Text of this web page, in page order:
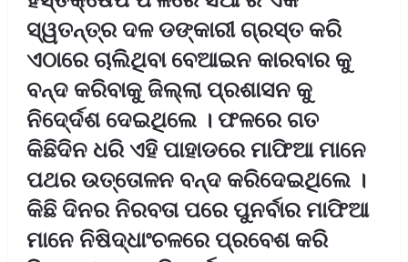
ସ୍ୱତନ୍ତ୍ର ଦଳ ଡଙ୍କାରୀ ଗ୍ରସ୍ତ କରି
ଏଠାରେ ଚାଲିଥିବା ବେଆଇନ କାରବାର କୁ
ବନ୍ଦ କରିବାକୁ ଜିଲ୍ଲା ପ୍ରଶାସନ କୁ
ନିଦେ୍ର୍ଦଶ ଦେଇଥିଲେ । ଫଳରେ ଗତ
କିଛିଦିନ ଧରି ଏହି ପାହାଡରେ ମାଫିଆ ମାନେ
ପଥର ଉତ୍ତୋଳନ ବନ୍ଦ କରିଦେଇଥିଲେ ।
କିଛି ଦିନର ନିରବତା ପରେ ପୁନର୍ବାର ମାଫିଆ
ମାନେ ନିଷିଦ୍ଧାଂଚଳରେ ପ୍ରବେଶ କରି